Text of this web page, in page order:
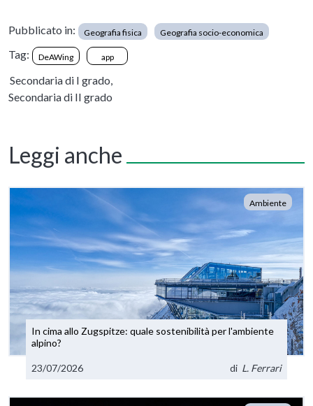
Pubblicato in: Geografia fisica Geografia socio-economica
Tag: DeAWing app
Secondaria di I grado,
Secondaria di II grado
Leggi anche
Ambiente
In cima allo Zugspitze: quale sostenibilità per l'ambiente
alpino?
23/07/2026 di L. Ferrari